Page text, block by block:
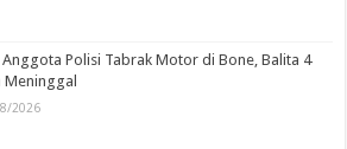
Polisi Tabrak Motor di Bone, Balita 4
Meninggal
2026